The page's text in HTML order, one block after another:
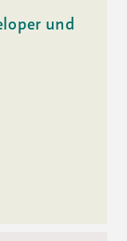
und